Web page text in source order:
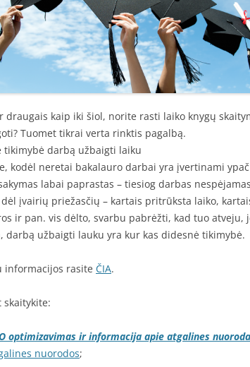
draugais kaip iki šiol, norite rasti laiko knygų
Tuomet tikrai verta rinktis pagalbą.
tikimybė darbą užbaigti laiku
kodėl neretai bakalauro darbai yra įvertinami
labai paprastas – tiesiog darbas
įvairių priežasčių – kartais pritrūksta laiko,
ir pan. vis dėlto, svarbu pabrėžti, kad tuo atveju,
darbą užbaigti lauku yra kur kas didesnė tikimybė.
informacijos rasite ČIA.
skaitykite:
optimizavimas ir informacija apie atgalines
nuorodos;